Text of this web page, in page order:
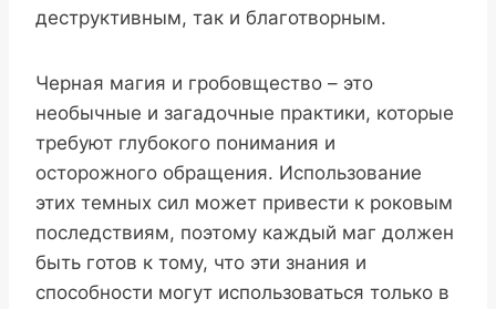
деструктивным, так и благотворным.
Черная магия и гробовщество – это
необычные и загадочные практики, которые
требуют глубокого понимания и
осторожного обращения. Использование
этих темных сил может привести к роковым
последствиям, поэтому каждый маг должен
быть готов к тому, что эти знания и
способности могут использоваться только в